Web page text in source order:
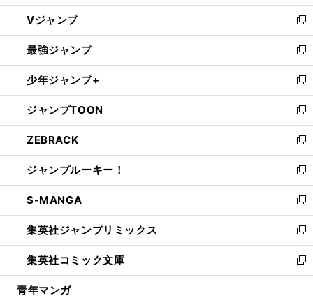
ウ
ィ
ン
ド
ウ
で
開
く
し
い
ウ
ィ
ン
ド
ウ
で
開
く
Vジャンプ
新
し
い
ウ
ィ
ン
ド
ウ
で
開
く
最強ジャンプ
新
し
い
ウ
ィ
ン
ド
ウ
で
開
く
少年ジャンプ+
新
し
い
ウ
ィ
ン
ド
ウ
で
開
く
ジャンプTOON
新
し
い
ウ
ィ
ン
ド
ウ
で
開
く
ZEBRACK
新
し
い
ウ
ィ
ン
ド
ウ
で
開
ジャンプルーキー！
新
し
い
ウ
ィ
ン
ド
ウ
S-MANGA
新
し
い
ウ
ィ
ン
集英社ジャンプリミックス
新
し
い
ウ
集英社コミック文庫
新
し
青年マンガ